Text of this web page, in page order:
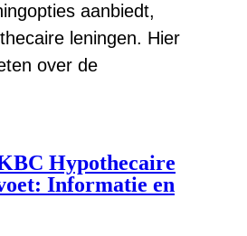
aanbiedt,
leningen. Hier
over de
Hypothecaire
Informatie en